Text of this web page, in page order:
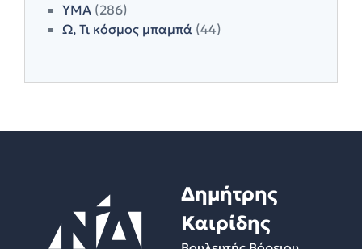
ΥΜΑ (286)
Ω, Τι κόσμος μπαμπά (44)
Δημήτρης
Καιρίδης